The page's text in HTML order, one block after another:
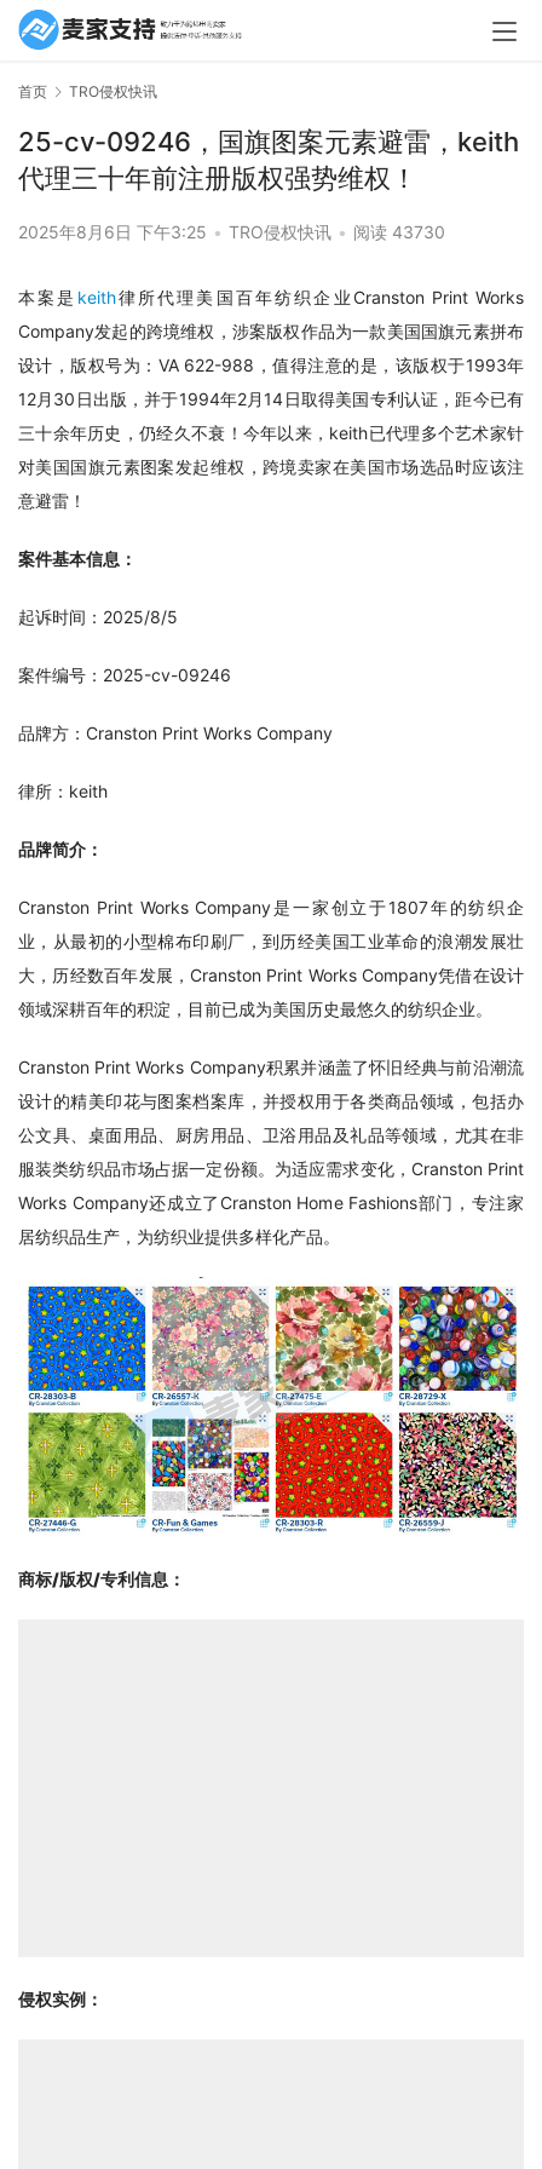
首页 TRO侵权快讯
25-cv-09246，国旗图案元素避雷，keith
代理三十年前注册版权强势维权！
2025年8月6日 下午3:25 • TRO侵权快讯 • 阅读 43730
本案是 keith律所代理美国百年纺织企业Cranston Print Works
Company发起的跨境维权，涉案版权作品为一款美国国旗元素拼布
设计，版权号为：VA 622-988，值得注意的是，该版权于1993年
12月30日出版，并于1994年2月14日取得美国专利认证，距今已有
三十余年历史，仍经久不衰！今年以来，keith已代理多个艺术家针
对美国国旗元素图案发起维权，跨境卖家在美国市场选品时应该注
意避雷！
案件基本信息：
起诉时间：2025/8/5
案件编号：2025-cv-09246
品牌方：Cranston Print Works Company
律所：keith
品牌简介：
Cranston Print Works Company是一家创立于1807年的纺织企
业，从最初的小型棉布印刷厂，到历经美国工业革命的浪潮发展壮
大，历经数百年发展，Cranston Print Works Company凭借在设计
领域深耕百年的积淀，目前已成为美国历史最悠久的纺织企业。
Cranston Print Works Company积累并涵盖了怀旧经典与前沿潮流
设计的精美印花与图案档案库，并授权用于各类商品领域，包括办
公文具、桌面用品、厨房用品、卫浴用品及礼品等领域，尤其在非
服装类纺织品市场占据一定份额。为适应需求变化，Cranston Print
Works Company还成立了Cranston Home Fashions部门，专注家
居纺织品生产，为纺织业提供多样化产品。
商标/版权/专利信息 ：
侵权实例：